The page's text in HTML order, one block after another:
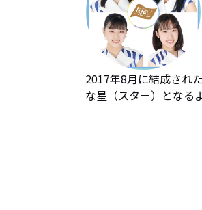
2017年8月に結成され
な星（スター）となる